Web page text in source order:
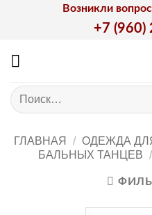
Возникли
+7 (960)
Искать:
ГЛАВНАЯ / ОДЕЖДА
БАЛЬНЫХ ТАНЦЕВ /